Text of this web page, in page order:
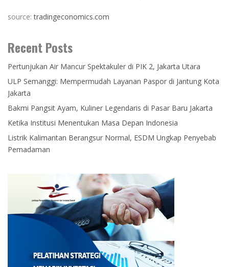
source:tradingeconomics.com
Recent Posts
Pertunjukan Air Mancur Spektakuler di PIK 2, Jakarta Utara
ULP Semanggi: Mempermudah Layanan Paspor di Jantung Kota
Jakarta
Bakmi Pangsit Ayam, Kuliner Legendaris di Pasar Baru Jakarta
Ketika Institusi Menentukan Masa Depan Indonesia
Listrik Kalimantan Berangsur Normal, ESDM Ungkap Penyebab
Pemadaman